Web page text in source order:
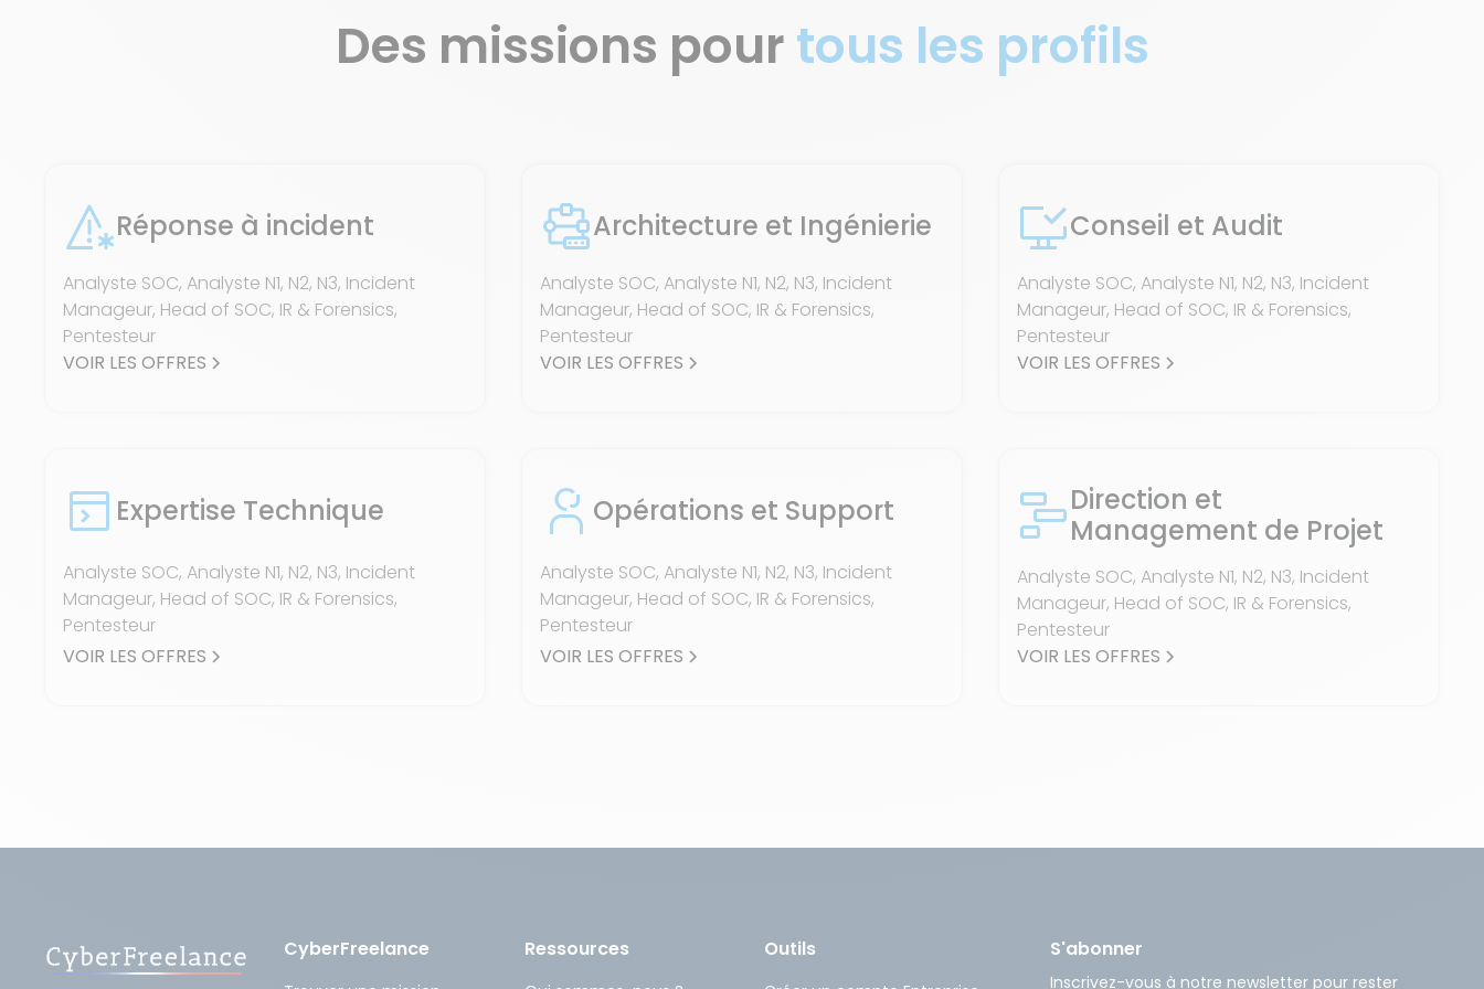
Des missions pourtous les profils
Réponse à incident
Analyste SOC, Analyste N1, N2, N3, Incident
Manageur, Head of SOC, IR & Forensics,
Pentesteur
VOIR LES OFFRES
Architecture et Ingénierie
Analyste SOC, Analyste N1, N2, N3, Incident
Manageur, Head of SOC, IR & Forensics,
Pentesteur
VOIR LES OFFRES
Conseil et Audit
Analyste SOC, Analyste N1, N2, N3, Incident
Manageur, Head of SOC, IR & Forensics,
Pentesteur
VOIR LES OFFRES
Expertise Technique
Analyste SOC, Analyste N1, N2, N3, Incident
Manageur, Head of SOC, IR & Forensics,
Pentesteur
VOIR LES OFFRES
Opérations et Support
Analyste SOC, Analyste N1, N2, N3, Incident
Manageur, Head of SOC, IR & Forensics,
Pentesteur
VOIR LES OFFRES
Direction et
Management de Projet
Analyste SOC, Analyste N1, N2, N3, Incident
Manageur, Head of SOC, IR & Forensics,
Pentesteur
VOIR LES OFFRES
CyberFreelance Ressources Outils S'abonner
Inscrivez-vous à notre newsletter pour rester